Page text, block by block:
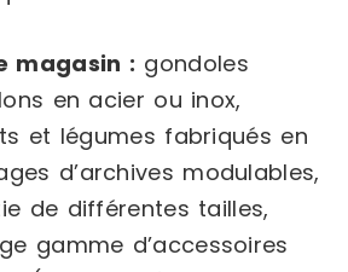
magasin : gondoles
en acier ou inox,
et légumes fabriqués en
d’archives modulables,
de différentes tailles,
gamme d’accessoires